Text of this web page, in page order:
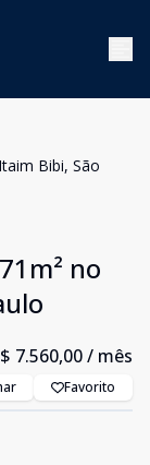
Bibi, São
no
7.560,00/ mês
Favorito